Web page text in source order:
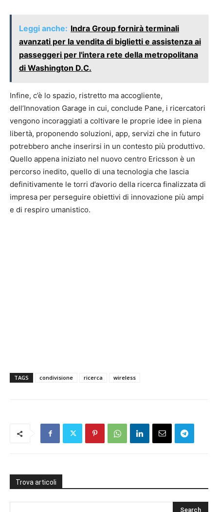
Leggi anche: Indra Group fornirà terminali
avanzati per la vendita di biglietti e assistenza ai
passeggeri per l'intera rete della metropolitana
di Washington D.C.
Infine, c’è lo spazio, ristretto ma accogliente,
dell’Innovation Garage in cui, conclude Pane, i ricercatori
vengono incoraggiati a coltivare le proprie idee in piena
libertà, proponendo soluzioni, app, servizi che in futuro
potrebbero anche inserirsi in un contesto più produttivo.
Quello appena iniziato nel nuovo centro Ericsson è un
percorso inedito, quello di una tecnologia che lascia
definitivamente le torri d’avorio della ricerca finalizzata di
impresa per perseguire obiettivi di innovazione più ampi
e di respiro umanistico.
TAGS condivisione ricerca wireless
Trova articoli